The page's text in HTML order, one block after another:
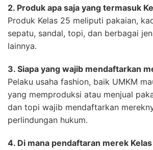
2. Produk apa saja yang termasuk
Produk Kelas 25 meliputi pakaian,
sepatu, sandal, topi, dan berbagai
lainnya.
3. Siapa yang wajib mendaftarkan
Pelaku usaha fashion, baik UMKM
yang memproduksi atau menjual
dan topi wajib mendaftarkan
perlindungan hukum.
4. Di mana pendaftaran merek